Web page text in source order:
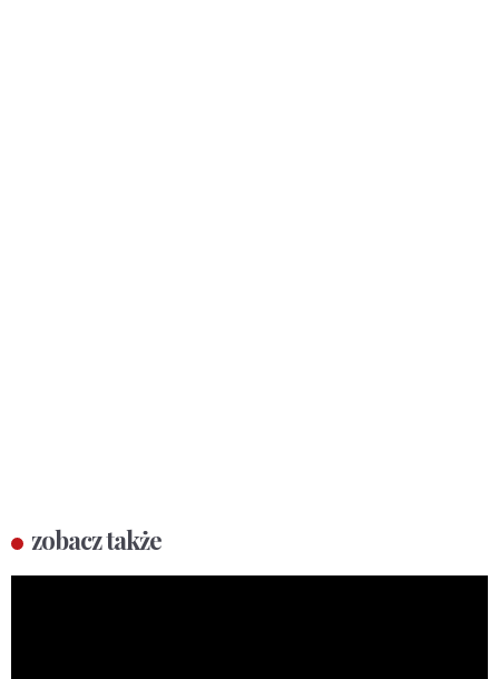
zobacz także